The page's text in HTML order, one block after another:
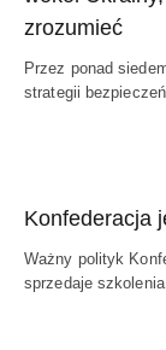
zrozumieć
Przez ponad
strategii
Konfederacja
Ważny polityk
sprzedaje